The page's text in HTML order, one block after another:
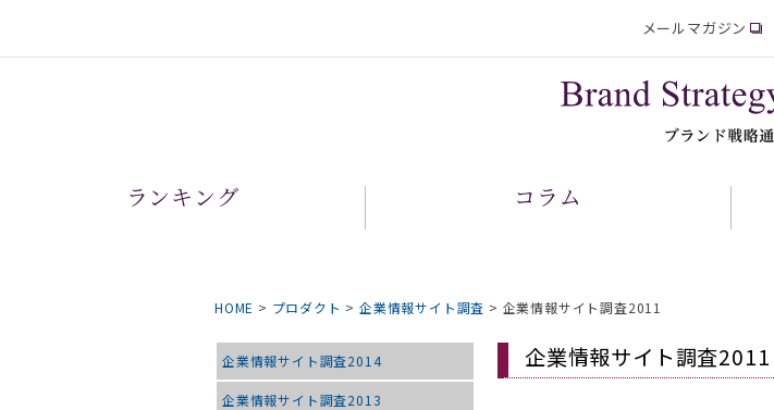
メールマガジン
ランキング コラム
HOME > プロダクト >企業情報サイト調査 > 企業情報サイト調査2011
企業情報サイト調査2014
企業情報サイト調査2013
企業情報サイト調査2011